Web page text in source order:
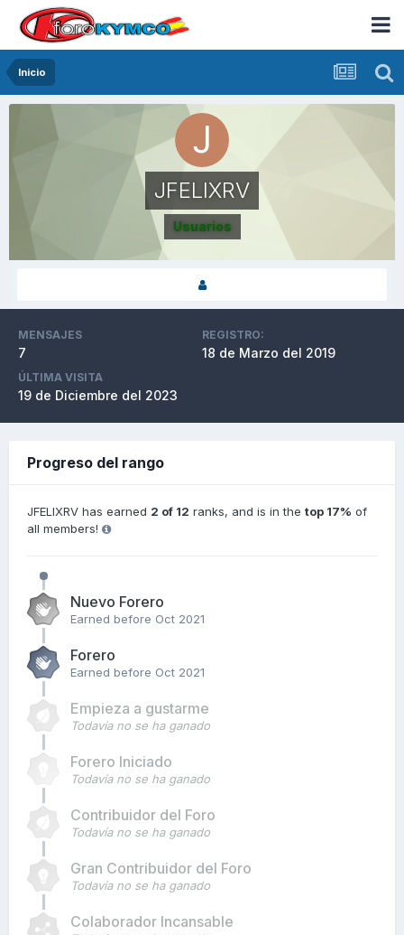
Inicio
JFELIXRV
Usuarios
MENSAJES
7
REGISTRO:
18 de Marzo del 2019
ÚLTIMA VISITA
19 de Diciembre del 2023
Progreso del rango
JFELIXRV has earned 2 of 12 ranks, and is in the top 17% of
all members!
Nuevo Forero
Earned before Oct 2021
Forero
Earned before Oct 2021
Empieza a gustarme
Todavía no se ha ganado
Forero Iniciado
Todavía no se ha ganado
Contribuidor del Foro
Todavía no se ha ganado
Gran Contribuidor del Foro
Todavía no se ha ganado
Colaborador Incansable